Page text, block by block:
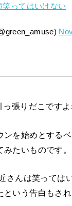
笑ってはいけない
張りだこですよ
ンを始めとする
たいものです。
さんは笑っては
いう告白もされ